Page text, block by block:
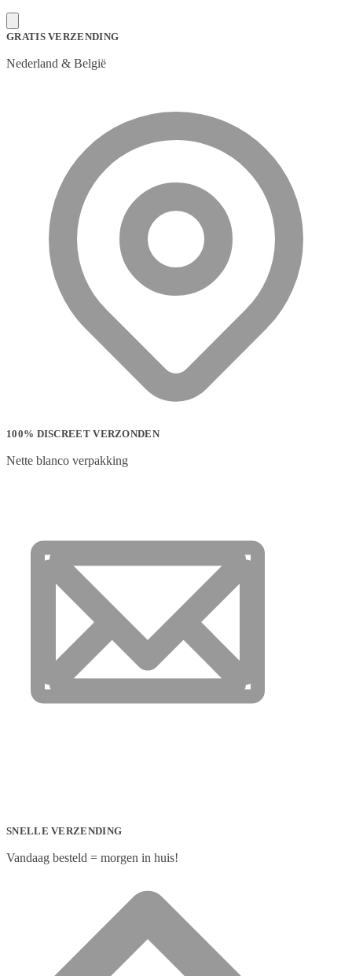
GRATIS VERZENDING
Nederland & België
100% DISCREET VERZONDEN
Nette blanco verpakking
SNELLE VERZENDING
Vandaag besteld = morgen in huis!